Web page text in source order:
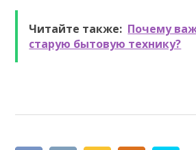
Читайте также: Почему
старую бытовую технику?